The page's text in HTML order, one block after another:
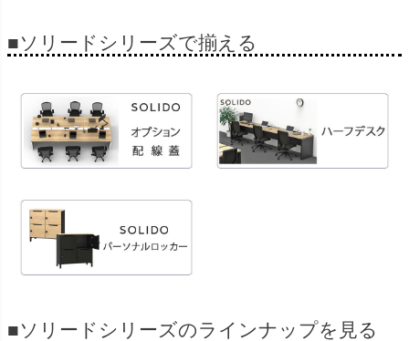
■ソリードシリーズで揃える
■ソリードシリーズのラインナップを見る